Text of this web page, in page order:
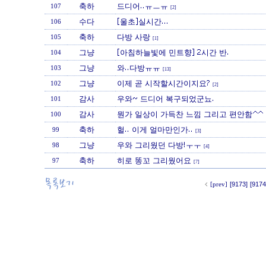
107 축하 드디어..ㅠㅡㅠ [2]
106 수다 [울초]실시간...
105 축하 다방 사랑 [1]
104 그냥 [아침하늘빛에 민트향] 2시간 반.
103 그냥 와..다방ㅠㅠ [13]
102 그냥 이제 곧 시작할시간이지요? [2]
101 감사 우와~ 드디어 복구되었군뇨.
100 감사 뭔가 일상이 가득찬 느낌 그리고 편안함^^
99 축하 헐.. 이게 얼마만인가.. [3]
98 그냥 우와 그리웠던 다방!ㅜㅜ [4]
97 축하 히로 똥꼬 그리웠어요 [7]
[prev] [9173]